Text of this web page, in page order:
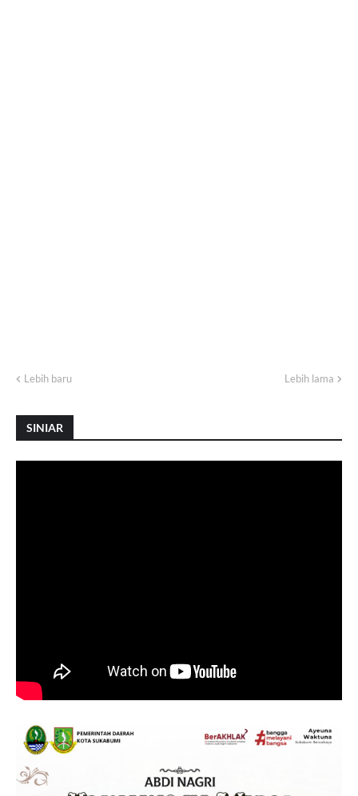
Lebih baru Lebih lama
SINIAR